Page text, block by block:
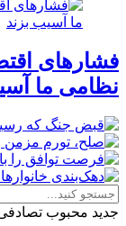
فشارهای
نظامی ما
جدید محبوب